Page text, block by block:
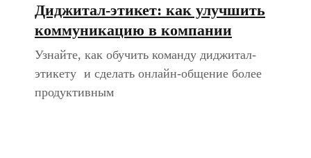
Диджитал-этикет: как улучшить
коммуникацию в компании
Узнайте, как обучить команду диджитал-
этикету и сделать онлайн-общение более
продуктивным